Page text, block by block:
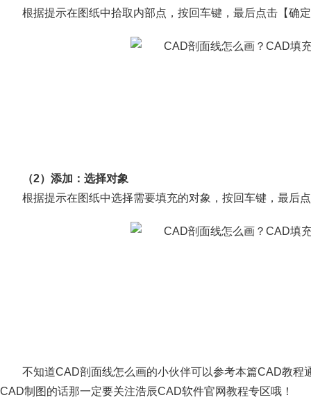
根据提示在图纸中拾取内部点，按回车键，最后点击【确
（2）添加：选择对象
根据提示在图纸中选择需要填充的对象，按回车键，最后
不知道CAD剖面线怎么画的小伙伴可以参考本篇CAD教
CAD制图的话那一定要关注浩辰CAD软件官网教程专区哦！